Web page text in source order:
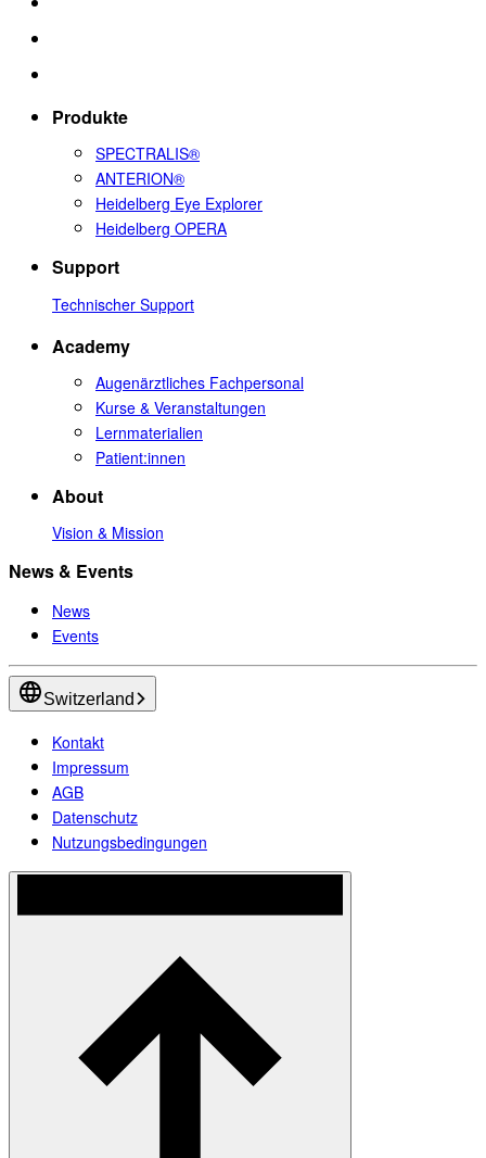
Produkte
SPECTRALIS®
ANTERION®
Heidelberg Eye Explorer
Heidelberg OPERA
Support
Technischer Support
Academy
Augenärztliches Fachpersonal
Kurse & Veranstaltungen
Lernmaterialien
Patient:innen
About
Vision & Mission
News & Events
News
Events
Switzerland
Kontakt
Impressum
AGB
Datenschutz
Nutzungsbedingungen